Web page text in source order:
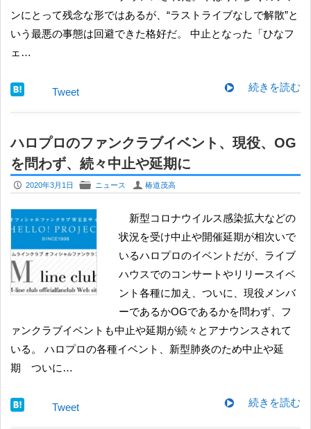
ンにとって残念な形ではあるが、“ラストライブなしで解散”と
いう最悪の事態は回避できた格好だ。 中止となった「ひなフ
ェ…
続きを読む
Tweet
ハロプロのファンクラブイベント、現役、OG
を問わず、続々中止や延期に
P 2020年3月1日 F ニュース U 椿道茂高
新型コロナウイルス感染拡大などの
状況を受け中止や開催延期が相次いで
いるハロプロのイベントだが、ライブ
ハウスでのコンサートやリリースイベ
ント各種に加え、ついに、現役メンバ
ーであるかOGであるかを問わず、フ
ァンクラブイベントも中止や延期が続々とアナウンスされて
いる。 ハロプロの各種イベント、新型肺炎のため中止や延
期 ついに…
続きを読む
Tweet